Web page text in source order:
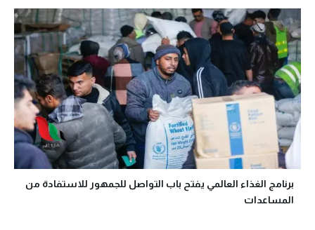
برنامج الغذاء العالمي يفتح باب التواصل للجمهور للاستفادة من
المساعدات